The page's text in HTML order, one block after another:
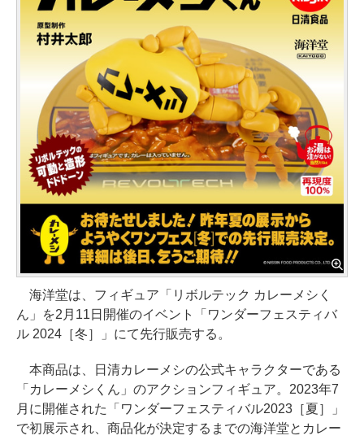
海洋堂は、フィギュア「リボルテック カレーメシく
ん」を2月11日開催のイベント「ワンダーフェスティバ
ル 2024［冬］」にて先行販売する。
本商品は、日清カレーメシの公式キャラクターである
「カレーメシくん」のアクションフィギュア。2023年7
月に開催された「ワンダーフェスティバル2023［夏］」
で初展示され、商品化が決定するまでの海洋堂とカレー